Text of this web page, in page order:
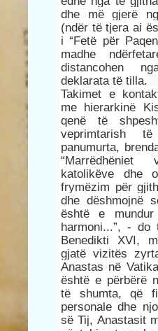
dhe më gjerë
(ndër të tjera ai
i “Fetë për
madhe
distancohen
deklarata të tilla.
Takimet e
me hierarkinë
qenë të
veprimtarish
panumurta,
“Marrëdhëniet
katolikëve dhe
frymëzim për
dhe dëshmojnë
është e
harmoni...”, - do
Benedikti XVI,
gjatë vizitës
Anastas në
është e përbërë
të shumta, që
personale dhe
së Tij, Anastasit